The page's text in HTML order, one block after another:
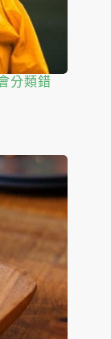
分類錯